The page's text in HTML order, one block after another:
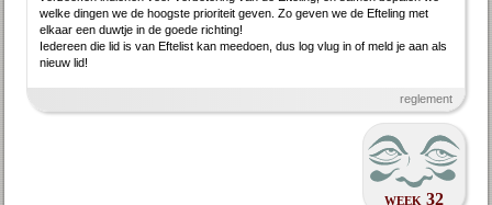
welke dingen we de hoogste priori­teit geven. Zo geven we de Efteling met
elkaar een duwtje in de goede richting!
Iedereen die lid is van Eftelist kan meedoen, dus log vlug in of meld je aan als
nieuw lid!
reglement
week 32